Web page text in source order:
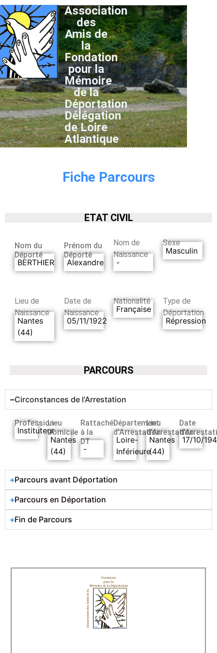
Association
des
Amis de
la
Fondation
pour la
Mémoire
de la
Déportation
Délégation
de Loire
Atlantique
Fiche Parcours
ETAT CIVIL
Nom du
Déporté
BERTHIER
Prénom du
Déporté
Alexandre
Nom de
Naissance
-
Sexe
Masculin
Lieu de
Naissance
Nantes
(44)
Date de
Naissance
05/11/1922
Nationalité
Française
Type de
Déportation
Répression
PARCOURS
Circonstances de l'Arrestation
Profession
Instituteur
Lieu
Domicile
Nantes
(44)
Rattaché
à la
DT
-
Département
d’Arrestation
Loire-
Inférieure
Lieu
d’Arrestation
Nantes
(44)
Date
17/10/
Parcours avant Déportation
Parcours en Déportation
Fin de Parcours